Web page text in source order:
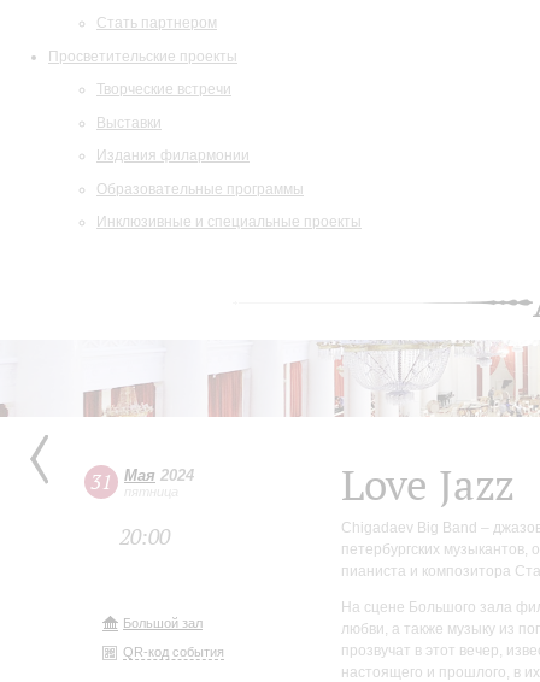
Стать партнером
Просветительские проекты
Творческие встречи
Выставки
Издания филармонии
Образовательные программы
Инклюзивные и специальные проекты
31 Мая 2024
пятница
20:00
Большой зал
QR-код события
Love Jazz
Chigadaev Big Band –
петербургских музыкантов,
пианиста и композитора
На сцене Большого зала
любви, а также музыку из
прозвучат в этот вечер,
настоящего и прошлого, в